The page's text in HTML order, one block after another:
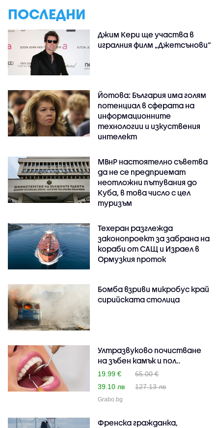
ПОСЛЕДНИ
Джим Кери ще участва в
игралния филм „Джетсънови“
Йотова: България има голям
потенциал в сферата на
информационните
технологии и изкуствения
интелект
МВнР настоятелно съветва
да не се предприемат
неотложни пътувания до
Куба, в това число с цел
туризъм
Техеран разглежда
законопроект за забрана на
кораби от САЩ и Израел в
Ормузкия проток
Бомба взриви микробус край
сирийската столица
Ултразвуково почистване
на зъбен камък и пол..
19.99 €
65.00 €
39.10 лв
127.13 лв
Grabo.bg
Френска гражданка,